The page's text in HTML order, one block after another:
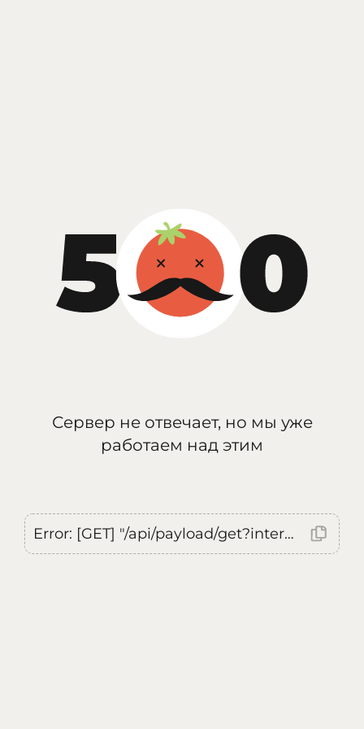
Сервер не отвечает, но мы уже
работаем над этим
Error: [GET] "/api/payload/get?internal=true&currentLocale=ru": <no response> Failed to fetch